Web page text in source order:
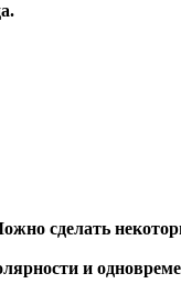
сделать
и